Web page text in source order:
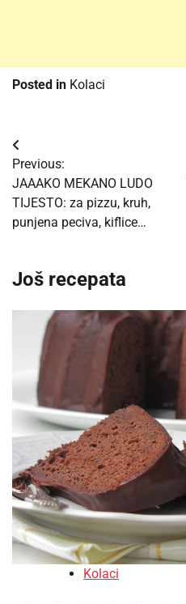
Posted in Kolaci
Post
navigation
Previous:
JAAAKO MEKANO LUDO
TIJESTO: za pizzu, kruh,
punjena peciva, kiflice…
Još recepata
Kolaci